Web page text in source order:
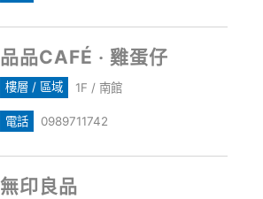
品品CAFÉ ‧ 雞蛋仔
樓層 / 區域 1F / 南館
電話 0989711742
無印良品